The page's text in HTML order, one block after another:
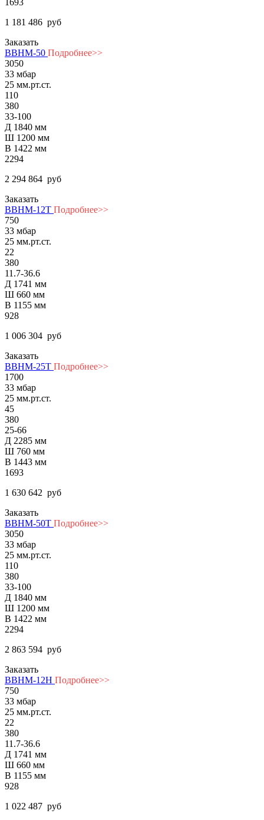
1693
1 181 486 руб
Заказать
ВВНМ-50 Подробнее>>
3050
33 мбар
25 мм.рт.ст.
110
380
33-100
Д 1840 мм
Ш 1200 мм
В 1422 мм
2294
2 294 864 руб
Заказать
ВВНМ-12Т Подробнее>>
750
33 мбар
25 мм.рт.ст.
22
380
11.7-36.6
Д 1741 мм
Ш 660 мм
В 1155 мм
928
1 006 304 руб
Заказать
ВВНМ-25Т Подробнее>>
1700
33 мбар
25 мм.рт.ст.
45
380
25-66
Д 2285 мм
Ш 760 мм
В 1443 мм
1693
1 630 642 руб
Заказать
ВВНМ-50Т Подробнее>>
3050
33 мбар
25 мм.рт.ст.
110
380
33-100
Д 1840 мм
Ш 1200 мм
В 1422 мм
2294
2 863 594 руб
Заказать
ВВНМ-12Н Подробнее>>
750
33 мбар
25 мм.рт.ст.
22
380
11.7-36.6
Д 1741 мм
Ш 660 мм
В 1155 мм
928
1 022 487 руб